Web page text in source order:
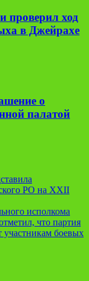
проверил ход
в Джейрахе
о
палатой
РО на XXII
исполкома
что партия
боевых